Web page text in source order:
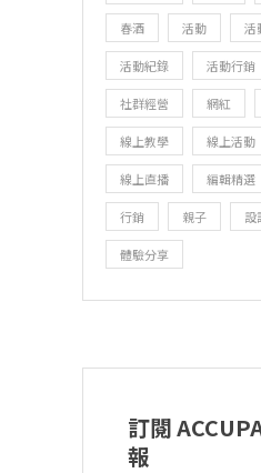
春酒 活動 活
活動紀錄 活動行銷
社群經營 網紅
線上教學 線上活動
線上直播 編輯精選
行銷 親子 設
體驗分享
訂閱
報